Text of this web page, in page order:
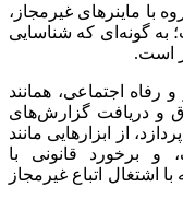
با ماینرهای غیرمجاز،
به گونه‌ای که شناسایی
است.
رفاه اجتماعی، همانند
و دریافت گزارش‌های
از ابزارهایی مانند
و برخورد قانونی با
اشتغال اتباع غیرمجاز